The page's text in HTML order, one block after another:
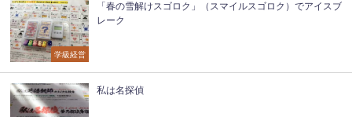
学級経営
「春の雪解けスゴロク」（スマイルスゴロク）でアイスブ
レーク
私は名探偵